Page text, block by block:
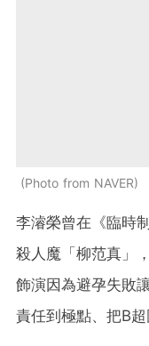
Photo from NAVER
李濬榮曾在《臨時
殺人魔「柳范真」
飾演因為避孕失敗
責任到極點、把B